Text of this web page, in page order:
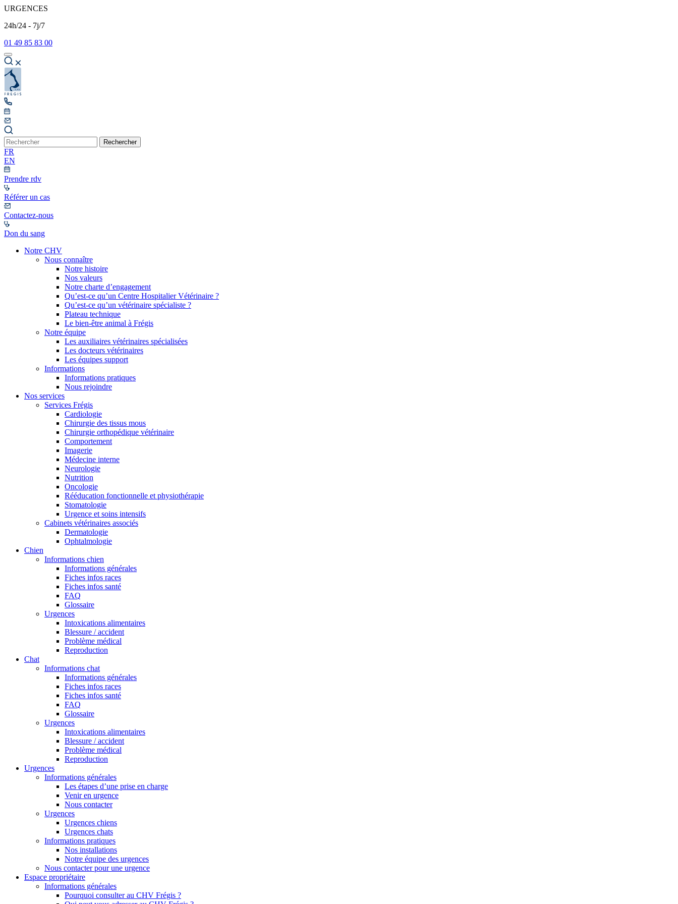
URGENCES
24h/24 - 7j/7
01 49 85 83 00
Rechercher
FR
EN
Prendre rdv
Référer un cas
Contactez-nous
Don du sang
Notre CHV
Nous connaître
Notre histoire
Nos valeurs
Notre charte d’engagement
Qu’est-ce qu’un Centre Hospitalier Vétérinaire ?
Qu’est-ce qu’un vétérinaire spécialiste ?
Plateau technique
Le bien-être animal à Frégis
Notre équipe
Les auxiliaires vétérinaires spécialisées
Les docteurs vétérinaires
Les équipes support
Informations
Informations pratiques
Nous rejoindre
Nos services
Services Frégis
Cardiologie
Chirurgie des tissus mous
Chirurgie orthopédique vétérinaire
Comportement
Imagerie
Médecine interne
Neurologie
Nutrition
Oncologie
Rééducation fonctionnelle et physiothérapie
Stomatologie
Urgence et soins intensifs
Cabinets vétérinaires associés
Dermatologie
Ophtalmologie
Chien
Informations chien
Informations générales
Fiches infos races
Fiches infos santé
FAQ
Glossaire
Urgences
Intoxications alimentaires
Blessure / accident
Problème médical
Reproduction
Chat
Informations chat
Informations générales
Fiches infos races
Fiches infos santé
FAQ
Glossaire
Urgences
Intoxications alimentaires
Blessure / accident
Problème médical
Reproduction
Urgences
Informations générales
Les étapes d’une prise en charge
Venir en urgence
Nous contacter
Urgences
Urgences chiens
Urgences chats
Informations pratiques
Nos installations
Notre équipe des urgences
Nous contacter pour une urgence
Espace propriétaire
Informations générales
Pourquoi consulter au CHV Frégis ?